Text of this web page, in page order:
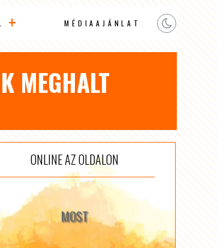
MÉDIAAJÁNLAT
MEGHALT
ONLINE AZ OLDALON
MOST